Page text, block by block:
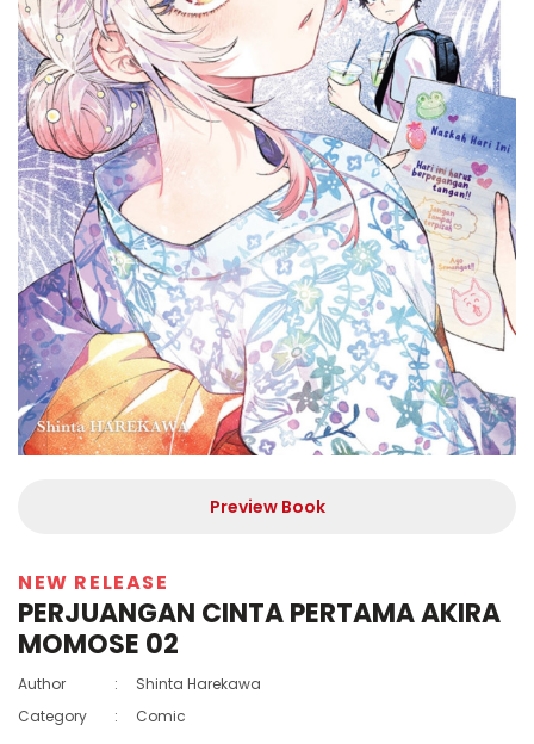
Preview Book
NEW RELEASE
PERJUANGAN CINTA PERTAMA AKIRA
MOMOSE 02
Author :
Shinta Harekawa
Category
: Comic